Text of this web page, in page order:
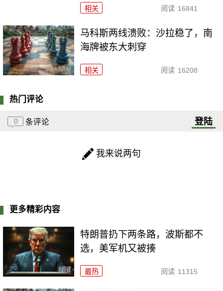
相关 阅读 16841
马科斯两线溃败：沙拉稳了，南
海牌被东大刺穿
相关 阅读 16208
热门评论
0 条评论 登陆
我来说两句
更多精彩内容
特朗普扔下两条路，波斯都不
选，美军机又被揍
最热 阅读 11315